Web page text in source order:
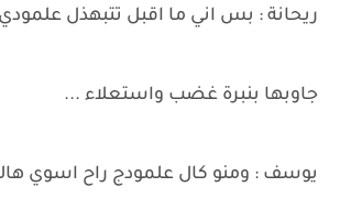
ريحانة : بس اني ما اقبل تتبهذل
جاوبها بنبرة غضب واستعلاء ...
يوسف : ومنو كال علمودج راح اسوي